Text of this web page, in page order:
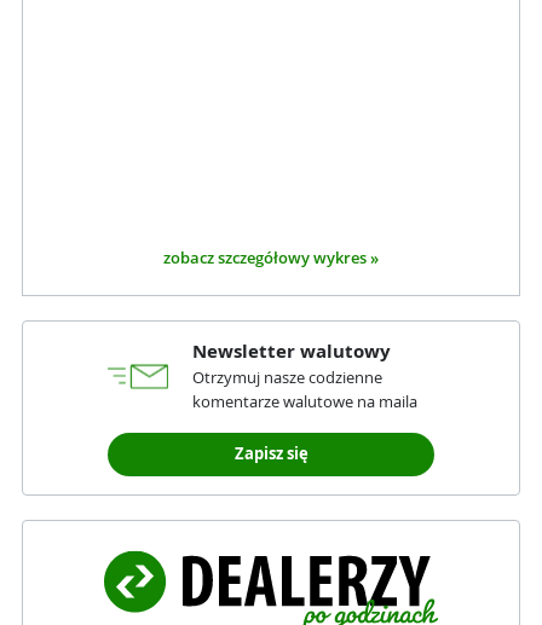
zobacz szczegółowy wykres »
Newsletter walutowy
Otrzymuj nasze codzienne
komentarze walutowe na maila
Zapisz się